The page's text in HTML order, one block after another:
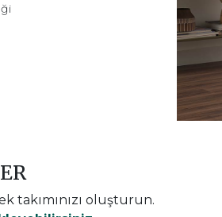
takımınızı oluşturun.